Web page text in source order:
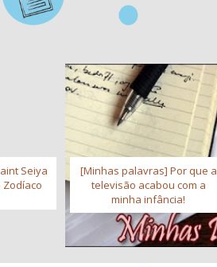
Seiya
Zodíaco
[Minhas palavras] Por que a
televisão acabou com a
minha infância!